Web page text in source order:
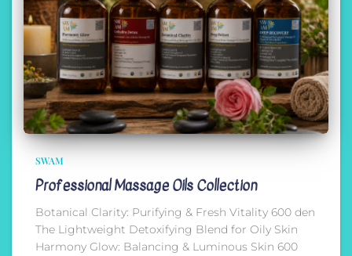
SWAM
Professional Massage Oils Collection
Botanical Clarity: Purifying & Fresh Vitality 600 den
The Lightweight Detoxifying Blend for Oily Skin
Harmony Glow: Balancing & Luminous Skin 600